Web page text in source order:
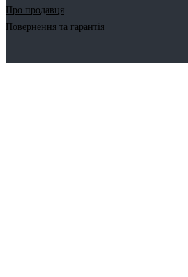
Про продавця
Повернення та гарантія